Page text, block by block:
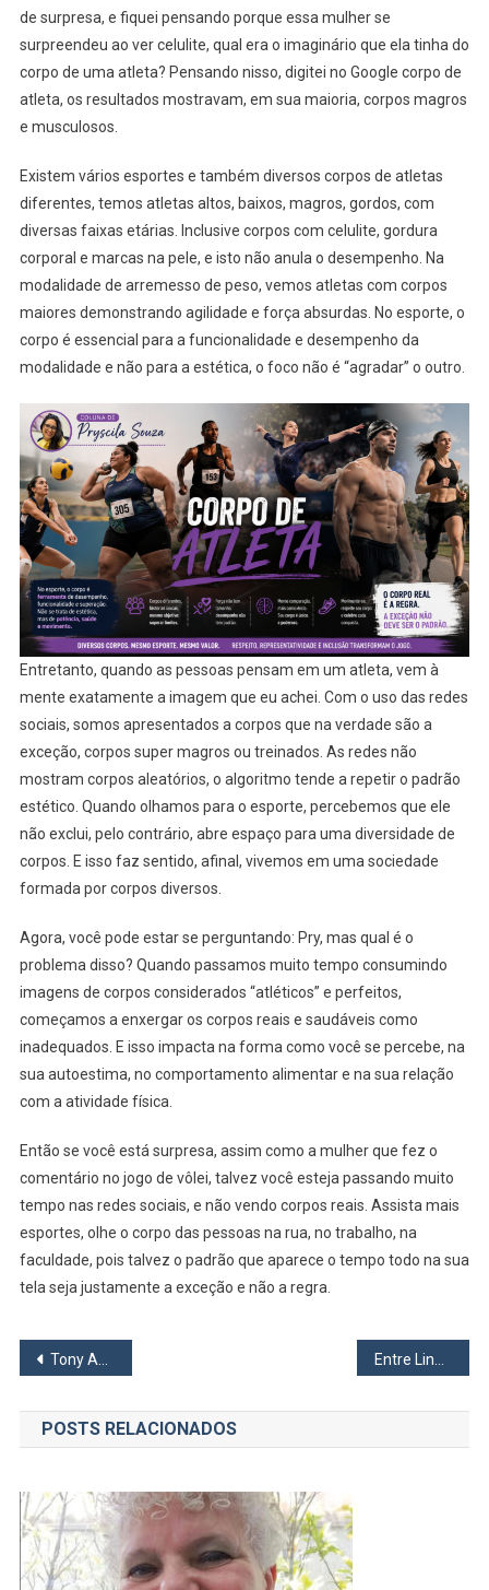
de surpresa, e fiquei pensando porque essa mulher se
surpreendeu ao ver celulite, qual era o imaginário que ela tinha do
corpo de uma atleta? Pensando nisso, digitei no Google corpo de
atleta, os resultados mostravam, em sua maioria, corpos magros
e musculosos.
Existem vários esportes e também diversos corpos de atletas
diferentes, temos atletas altos, baixos, magros, gordos, com
diversas faixas etárias. Inclusive corpos com celulite, gordura
corporal e marcas na pele, e isto não anula o desempenho. Na
modalidade de arremesso de peso, vemos atletas com corpos
maiores demonstrando agilidade e força absurdas. No esporte, o
corpo é essencial para a funcionalidade e desempenho da
modalidade e não para a estética, o foco não é “agradar” o outro.
Entretanto, quando as pessoas pensam em um atleta, vem à
mente exatamente a imagem que eu achei. Com o uso das redes
sociais, somos apresentados a corpos que na verdade são a
exceção, corpos super magros ou treinados. As redes não
mostram corpos aleatórios, o algoritmo tende a repetir o padrão
estético. Quando olhamos para o esporte, percebemos que ele
não exclui, pelo contrário, abre espaço para uma diversidade de
corpos. E isso faz sentido, afinal, vivemos em uma sociedade
formada por corpos diversos.
Agora, você pode estar se perguntando: Pry, mas qual é o
problema disso? Quando passamos muito tempo consumindo
imagens de corpos considerados “atléticos” e perfeitos,
começamos a enxergar os corpos reais e saudáveis como
inadequados. E isso impacta na forma como você se percebe, na
sua autoestima, no comportamento alimentar e na sua relação
com a atividade física.
Então se você está surpresa, assim como a mulher que fez o
comentário no jogo de vôlei, talvez você esteja passando muito
tempo nas redes sociais, e não vendo corpos reais. Assista mais
esportes, olhe o corpo das pessoas na rua, no trabalho, na
faculdade, pois talvez o padrão que aparece o tempo todo na sua
tela seja justamente a exceção e não a regra.
Navegação
de
Post
Tony Auad e os Bastidores da Tv: A fala de Lima Duarte
POSTS RELACIONADOS